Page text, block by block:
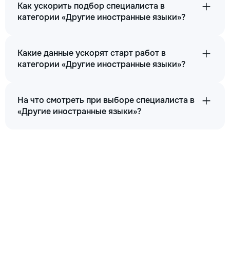
Как ускорить подбор специалиста в
категории «Другие иностранные языки»?
Какие данные ускорят старт работ в
категории «Другие иностранные языки»?
На что смотреть при выборе специалиста в
«Другие иностранные языки»?